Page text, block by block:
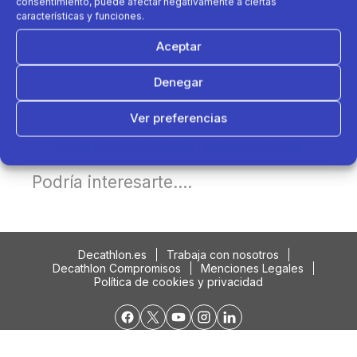
características y funciones.
Aceptar
Denegar
Ver preferencias
Podría interesarte....
Decathlon.es
Trabaja con nosotros
Decathlon Compromisos
Menciones Legales
Política de cookies y privacidad